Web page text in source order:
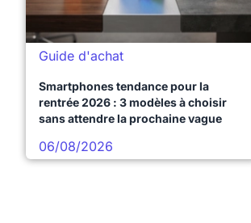
Guide d'achat
Smartphones tendance pour la
rentrée 2026 : 3 modèles à choisir
sans attendre la prochaine vague
06/08/2026